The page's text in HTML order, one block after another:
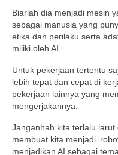
Biarlah dia menjadi mesin
sebagai manusia yang
etika dan perilaku serta
miliki oleh AI.
Untuk pekerjaan tertentu
lebih tepat dan cepat di
pekerjaan lainnya yang
mengerjakannya.
Janganhah kita terlalu
membuat kita menjadi
menjadikan AI sebagai